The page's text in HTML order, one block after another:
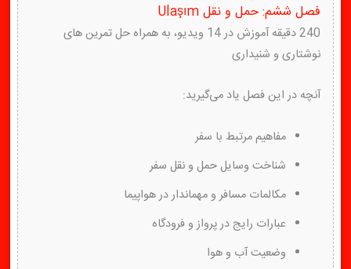
فصل ششم: حمل و نقل Ulaşım
240 دقیقه آموزش در 14 ویدیو، به همراه حل تمرین های
نوشتاری و شنیداری
آنچه در این فصل یاد می‌گیرید:
مفاهیم مرتبط با سفر
شناخت وسایل حمل و نقل سفر
مکالمات مسافر و مهماندار در هواپیما
عبارات رایج در پرواز و فرودگاه
وضعیت آب و هوا